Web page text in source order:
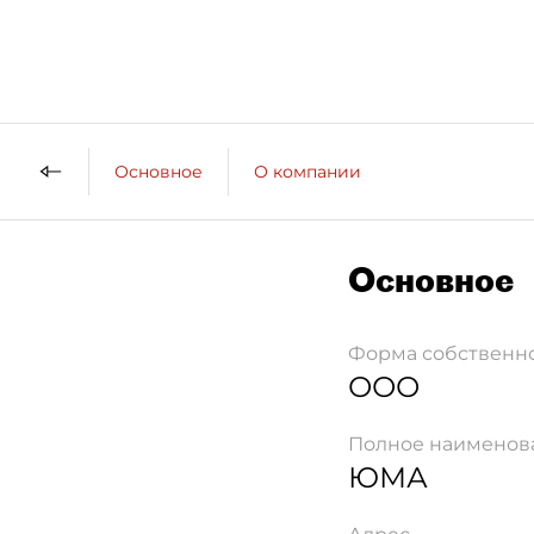
Основное О компании
Основное
Форма
ООО
Полное
ЮМА